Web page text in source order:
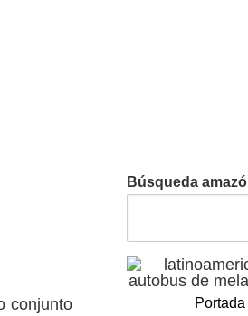
conjunto
Búsqueda